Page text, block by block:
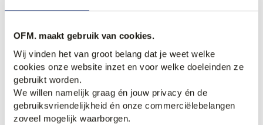
OFM. maakt gebruik van cookies.
Wij vinden het van groot belang dat je weet welke
cookies onze website inzet en voor welke doeleinden ze
gebruikt worden.
We willen namelijk graag én jouw privacy én de
gebruiksvriendelijkheid én onze commerciëlebelangen
zoveel mogelijk waarborgen.